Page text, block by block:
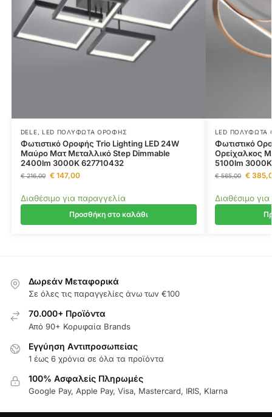
DELE, LED ΠΟΛΎΦΩΤΑ ΟΡΟΦΉΣ
Φωτιστικό Οροφής Trio Lighting LED 24W
Μαύρο Ματ Μεταλλικό Step Dimmable
2400lm 3000K 627710432
€216,00 €147,00
Διαθέσιμο για παραγγελία
Προσθήκη στο καλάθι
LED ΠΟΛΎΦΩΤΑ
Φωτιστικό
Ορείχαλκος
5100lm
€565,00 €
Διαθέσιμο
Δωρεάν Μεταφορικά
Σε όλες τις παραγγελίες άνω των €100
70.000+ Προϊόντα
Από 90+ Κορυφαία Brands
Εγγύηση Aντιπροσωπείας
1 έως 6 χρόνια σε όλα τα προϊόντα
100% Ασφαλείς Πληρωμές
Google Pay, Apple Pay, Visa, Mastercard, IRIS, Klarna